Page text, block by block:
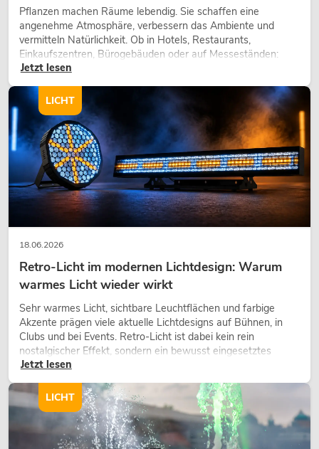
Pflanzen machen Räume lebendig. Sie schaffen eine
angenehme Atmosphäre, verbessern das Ambiente und
vermitteln Natürlichkeit. Ob in Hotels, Restaurants,
Einkaufszentren, Bürogebäuden oder auf Messeständen:
eine hochwertige Begrünung gehört heute längst zum
modernen Raumkonzept.
Jetzt lesen
18.06.2026
Retro-Licht im modernen Lichtdesign: Warum
warmes Licht wieder wirkt
Sehr warmes Licht, sichtbare Leuchtflächen und farbige
Akzente prägen viele aktuelle Lichtdesigns auf Bühnen, in
Clubs und bei Events. Retro-Licht ist dabei kein rein
nostalgischer Effekt, sondern ein bewusst eingesetztes
Gestaltungsmittel: Es schafft Atmosphäre, gibt Szenen
Charakter und kann technische LED-Setups emotionaler
wirken lassen.
Jetzt lesen
LICHT
LICHT